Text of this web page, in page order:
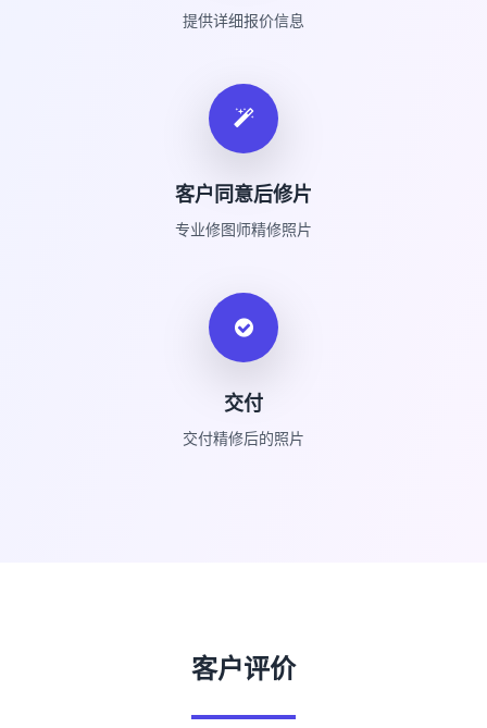
提供详细报价信息
客户同意后修片
专业修图师精修照片
交付
交付精修后的照片
客户评价